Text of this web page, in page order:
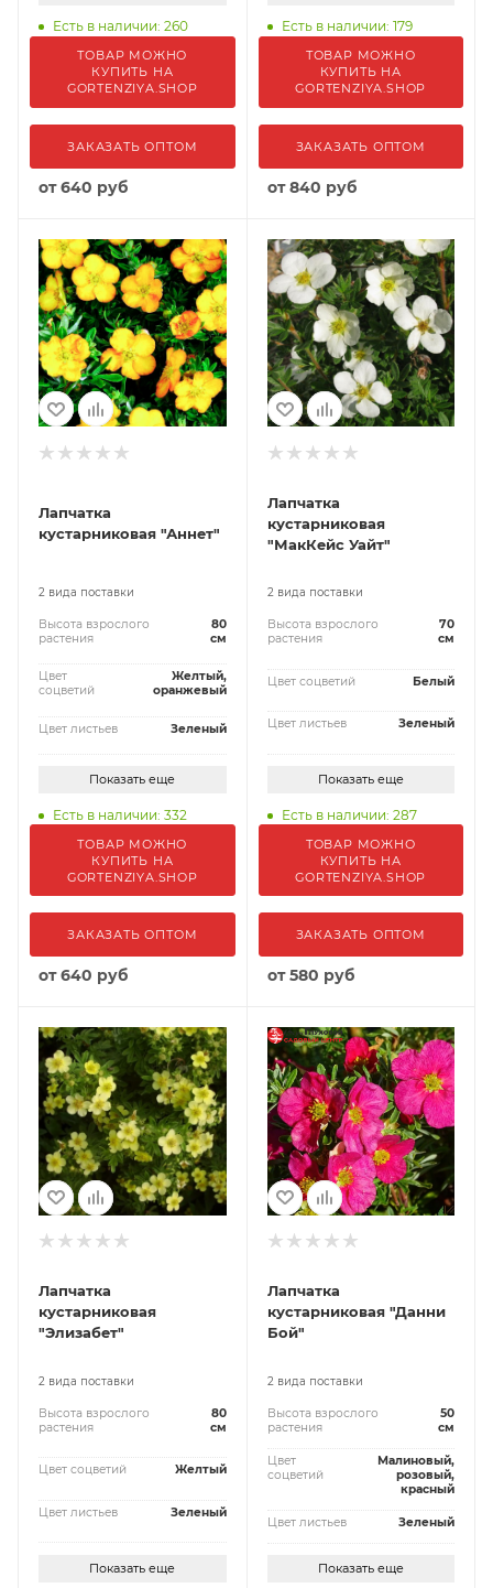
Есть в наличии: 260
ТОВАР МОЖНО
КУПИТЬ НА
GORTENZIYA.SHOP
ЗАКАЗАТЬ ОПТОМ
от640 руб
Есть в наличии: 179
ТОВАР МОЖНО
КУПИТЬ НА
GORTENZIYA.SHOP
ЗАКАЗАТЬ ОПТОМ
от840 руб
Лапчатка
кустарниковая "Аннет"
2 вида поставки
Высота взрослого
растения
80
см
Цвет
соцветий
Желтый,
оранжевый
Цвет листьев Зеленый
Показать еще
Есть в наличии: 332
ТОВАР МОЖНО
КУПИТЬ НА
GORTENZIYA.SHOP
ЗАКАЗАТЬ ОПТОМ
от640 руб
Лапчатка
кустарниковая
"МакКейс Уайт"
2 вида поставки
Высота взрослого
растения
70
см
Цвет соцветий Белый
Цвет листьев Зеленый
Показать еще
Есть в наличии: 287
ТОВАР МОЖНО
КУПИТЬ НА
GORTENZIYA.SHOP
ЗАКАЗАТЬ ОПТОМ
от580 руб
Лапчатка
кустарниковая
"Элизабет"
2 вида поставки
Высота взрослого
растения
80
см
Цвет соцветий Желтый
Цвет листьев Зеленый
Показать еще
Лапчатка
кустарниковая "Данни
Бой"
2 вида поставки
Высота взрослого
растения
50
см
Цвет
соцветий
Малиновый,
розовый,
красный
Цвет листьев Зеленый
Показать еще